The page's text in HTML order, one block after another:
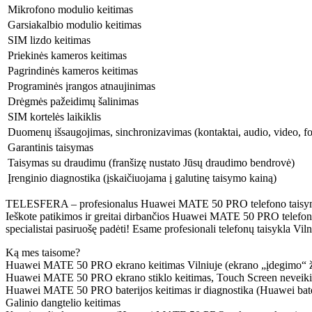
Mikrofono modulio keitimas
Garsiakalbio modulio keitimas
SIM lizdo keitimas
Priekinės kameros keitimas
Pagrindinės kameros keitimas
Programinės įrangos atnaujinimas
Drėgmės pažeidimų šalinimas
SIM kortelės laikiklis
Duomenų išsaugojimas, sinchronizavimas (kontaktai, audio, video,
Garantinis taisymas
Taisymas su draudimu (franšizę nustato Jūsų draudimo bendrovė)
Įrenginio diagnostika (įskaičiuojama į galutinę taisymo kainą)
TELESFERA – profesionalus Huawei MATE 50 PRO telefono
Ieškote patikimos ir greitai dirbančios Huawei MATE 50 PRO
specialistai pasiruošę padėti! Esame profesionali telefonų taisykla
Ką mes taisome?
Huawei MATE 50 PRO ekrano keitimas Vilniuje (ekrano „įdegimo“
Huawei MATE 50 PRO ekrano stiklo keitimas, Touch Screen
Huawei MATE 50 PRO baterijos keitimas ir diagnostika (Huawei
Galinio dangtelio keitimas